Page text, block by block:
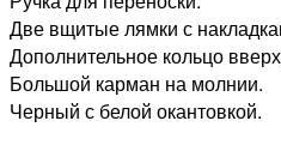
Две вщитые лямки с
Дополнительное кольцо
Большой карман на молнии.
Черный с белой окантовкой.